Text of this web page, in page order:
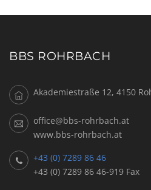
BBS ROHRBACH
Akademiestraße 12, 4150
office@bbs-rohrbach.at
www.bbs-rohrbach.at
+43 (0) 7289 86 46
+43 (0) 7289 86 46-919 Fax